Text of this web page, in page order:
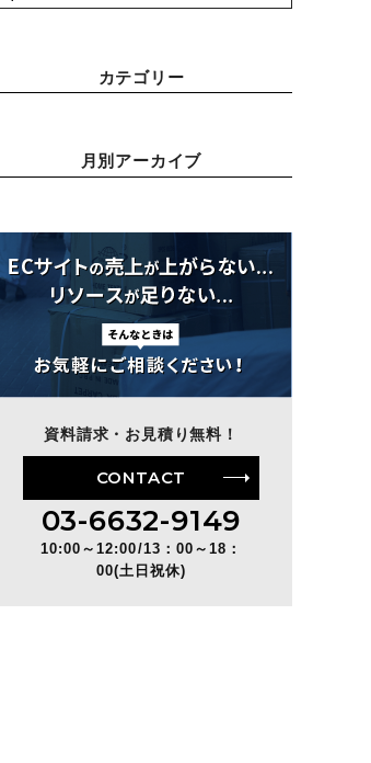
カテゴリー
月別アーカイブ
資料請求・お見積り無料！
CONTACT
03-6632-9149
10:00～12:00/13：00～18：
00(土日祝休)